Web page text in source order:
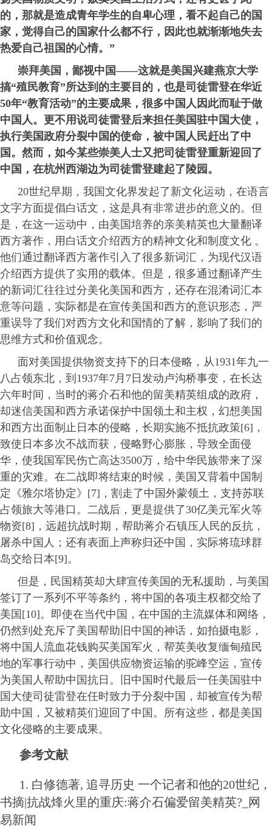
的，那就是造成青年学生的自卑心理，看不起自己的国
家，觉得自己的国家什么都不行，因此也就渐渐地失去
热爱自己祖国的心情。”
崇拜美国，鄙视中国——这就是美国兴建燕京大学
搞“殖民教育”所达到的主要目的，也是司徒雷登在华近
50年“教育活动”的主要成果，很多中国人因此而耻于做
中国人。更不用说司徒雷登后来担任美国驻中国大使，
执行美国政府分裂中国的使命，被中国人民赶出了中
国。然而，如今某些崇美人士又把司徒雷登重新迎回了
中国，在杭州西湖边为司徒雷登建起了陵园。
20世纪早期，我国文化界发起了新文化运动，在语言
文字方面提倡白话文，这是具有非常进步的意义的。但
是，在这一运动中，由美国培养的亲美精英也大量翻译
西方著作，用白话文介绍西方的精神文化和制度文化 。
他们通过翻译西方著作引入了很多新词汇，为现代汉语
介绍西方提供了实用的载体。但是，很多通过翻译产生
的新词汇往往过分美化美国和西方，还存在混淆词汇本
意等问题，实际都是在宣传美国和西方的意识形态，严
重误导了我们对西方文化和国情的了解，影响了我们的
思维方式和价值观念。
面对美国提供物资支持下的日本侵略，从1931年九一
八占领东北，到1937年7月7日发动卢沟桥事变，在长达
六年时间，当时的蒋介石和他的留美精英组成的政府，
却迷信美国和西方承诺保护中国领土和主权，幻想美国
和西方出面制止日本的侵略，长期实施不抵抗政策[6]，
致使日本多次不战而获，侵略野心膨胀，导致全面侵
华，使我国军民伤亡高达3500万，给中华民族带来了深
重的灾难。在二战即将结束的时候，美国又背着中国制
定《雅尔塔协定》[7]，割走了中国外蒙领土，支持苏联
占领旅大等港口。二战后，更是提供了30亿美元军火等
物资[8]，远超抗战时期，帮助蒋介石镇压人民的反抗，
屠杀中国人；还有表面上声称归还中国，实际将琉球群
岛交给日本[9]。
但是，民国精英却大肆宣传美国的无私援助，与美国
签订了一系列不平等条约，将中国的各项主权都交给了
美国[10]。即使在当代中国，在中国的主流媒体和网络，
仍然到处充斥了美国帮助旧中国的神话，如拍摄电影，
将中国人流血花钱购买美国军火，帮英美收复缅甸殖民
地的军事行动中，美国供应物资运输的驼峰空运，宣传
为美国人帮助中国抗日。旧中国时代最后一任美国驻中
国大使司徒雷登在任时致力于分裂中国，却被宣传为帮
助中国，又被精英们迎回了中国。所有这些，都是美国
文化侵略的主要成果。
参考文献
1. 白修德著, 追寻历史 一个记者和他的20世纪，
书摘|抗战烽火里的重庆:蒋介石偏爱留美精英?_网
易新闻